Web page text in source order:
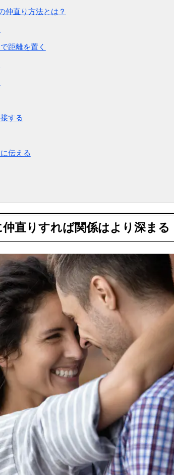
仲直り方法とは？
距離を置く
する
伝える
直りすれば関係はより深まる